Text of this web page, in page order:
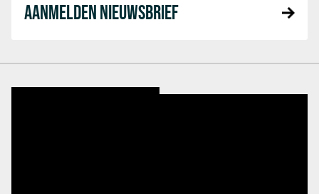
AANMELDEN NIEUWSBRIEF